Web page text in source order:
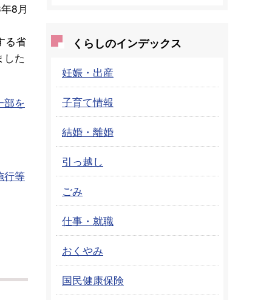
8月
る省
した
部を
行等
くらしのインデックス
妊娠・出産
子育て情報
結婚・離婚
引っ越し
ごみ
仕事・就職
おくやみ
国民健康保険